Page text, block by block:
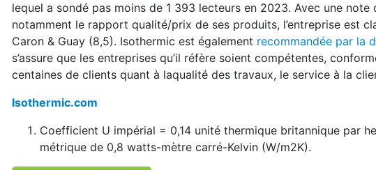
lequel a sondé pas moins de 1 393 lecteurs en 2023. Avec une
notamment le rapport qualité/prix de ses produits, l’entreprise est
Caron & Guay (8,5). Isothermic est également recommandée par la
s’assure que les entreprises qu’il réfère soient compétentes,
centaines de clients quant à laqualité des travaux, le service à la
Isothermic.com
Coefficient U impérial = 0,14 unité thermique britannique par
métrique de 0,8 watts-mètre carré-Kelvin (W/m2K).